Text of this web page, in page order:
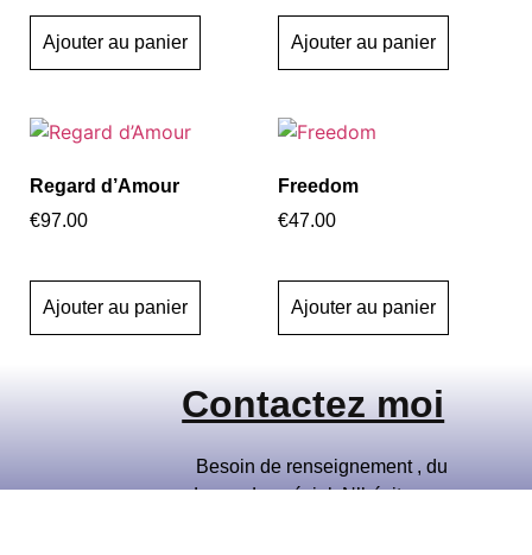
Ajouter au panier Ajouter au panier
Regard d’Amour
€97.00
Ajouter au panier
Freedom
€47.00
Ajouter au panier
Contactez moi
Besoin de renseignement , du
demande spécial. N’hésitez pas